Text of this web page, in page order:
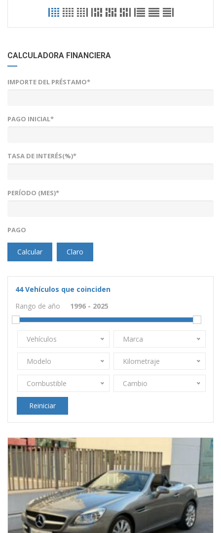
CALCULADORA FINANCIERA
IMPORTE DEL PRÉSTAMO*
PAGO INICIAL*
TASA DE INTERÉS(%)*
PERÍODO (MES)*
PAGO
Calcular Claro
44 Vehículos que coinciden
Rango de año
Vehículos Marca
Modelo Kilometraje
Combustible Cambio
Reiniciar